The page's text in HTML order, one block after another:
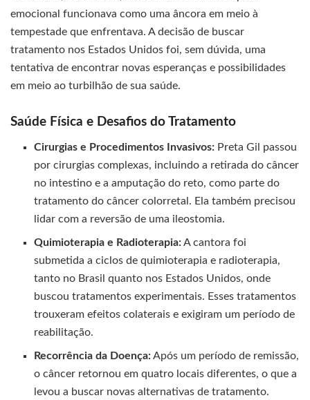
emocional funcionava como uma âncora em meio à
tempestade que enfrentava. A decisão de buscar
tratamento nos Estados Unidos foi, sem dúvida, uma
tentativa de encontrar novas esperanças e possibilidades
em meio ao turbilhão de sua saúde.
Saúde Física e Desafios do Tratamento
Cirurgias e Procedimentos Invasivos: Preta Gil passou
por cirurgias complexas, incluindo a retirada do câncer
no intestino e a amputação do reto, como parte do
tratamento do câncer colorretal. Ela também precisou
lidar com a reversão de uma ileostomia.
Quimioterapia e Radioterapia:A cantora foi
submetida a ciclos de quimioterapia e radioterapia,
tanto no Brasil quanto nos Estados Unidos, onde
buscou tratamentos experimentais. Esses tratamentos
trouxeram efeitos colaterais e exigiram um período de
reabilitação.
Recorrência da Doença:Após um período de remissão,
o câncer retornou em quatro locais diferentes, o que a
levou a buscar novas alternativas de tratamento.